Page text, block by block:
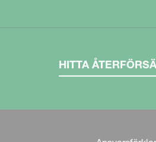
HITTA